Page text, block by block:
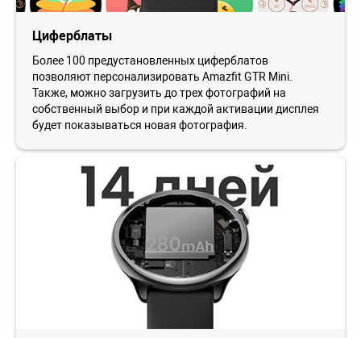
Циферблаты
Более 100 предустановленных циферблатов
позволяют персонализировать Amazfit GTR Mini.
Также, можно загрузить до трех фотографий на
собственный выбор и при каждой активации дисплея
будет показываться новая фотография.